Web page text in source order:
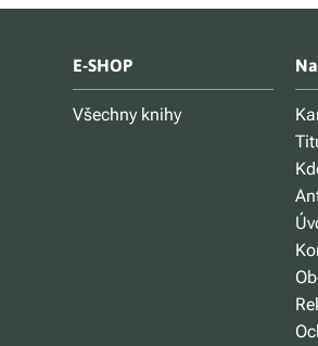
E-SHOP
Všechny knihy